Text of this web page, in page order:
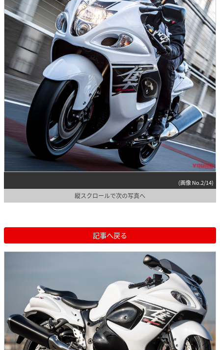
(画像 No.2/14)
縦スクロールで次の写真へ
記事へ戻る